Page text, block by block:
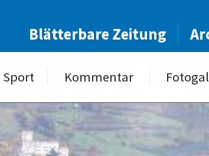
Blätterbare Zeitung
Sport Kommentar